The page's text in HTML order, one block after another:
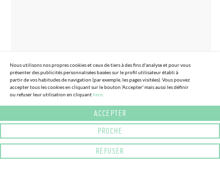
(2 COULEURS)
Nous utilisons nos propres cookies et ceux de tiers à des fins d'analyse et pour vous
présenter des publicités personnalisées basées sur le profil utilisateur établi à
partir de vos habitudes de navigation (par exemple, les pages visitées). Vous pouvez
accepter tous les cookies en cliquant sur le bouton 'Accepter' mais aussi les définir
ou refuser leur utilisation en cliquanthere.
ACCEPTER
PROCHE
REFUSER